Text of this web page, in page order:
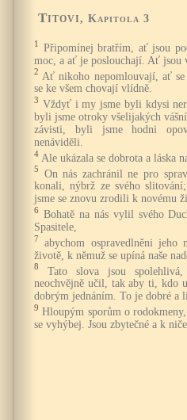
Titovi, Kapitola 3
1
Připomínej bratřím, ať jsou
moc, a ať je poslouchají. Ať jsou
2 Ať nikoho nepomlouvají, ať
se ke všem chovají vlídně.
3 Vždyť i my jsme byli kdysi
byli jsme otroky všelijakých
závisti, byli jsme hodni
nenáviděli.
4 Ale ukázala se dobrota a láska
5
On nás zachránil ne pro
konali, nýbrž ze svého
jsme se znovu zrodili k novému
6 Bohatě na nás vylil svého
Spasitele,
7
abychom ospravedlněni
životě, k němuž se upíná naše
8
Tato slova jsou
neochvějně učil, tak aby ti, kdo
dobrým jednáním. To je dobré a
9 Hloupým sporům o
se vyhýbej. Jsou zbytečné a k